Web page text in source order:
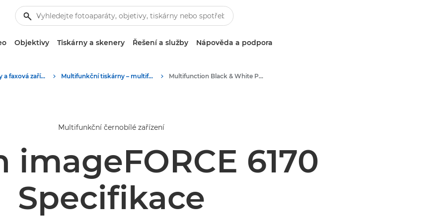
Objektivy Tiskárny a skenery Řešení a služby Nápověda a podpora
Firemní tiskárny a faxová zařízení Multifunkční tiskárny – multifunkční tiskárny Multifunction Black & White Printers
Multifunkční černobílé zařízení
imageFORCE 6170
Specifikace